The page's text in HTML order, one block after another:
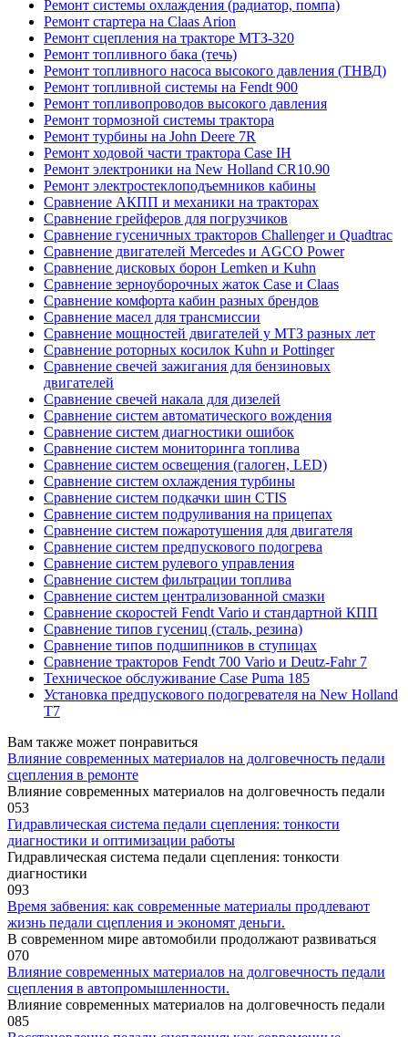
Ремонт системы охлаждения (радиатор, помпа)
Ремонт стартера на Claas Arion
Ремонт сцепления на тракторе МТЗ-320
Ремонт топливного бака (течь)
Ремонт топливного насоса высокого давления (ТНВД)
Ремонт топливной системы на Fendt 900
Ремонт топливопроводов высокого давления
Ремонт тормозной системы трактора
Ремонт турбины на John Deere 7R
Ремонт ходовой части трактора Case IH
Ремонт электроники на New Holland CR10.90
Ремонт электростеклоподъемников кабины
Сравнение АКПП и механики на тракторах
Сравнение грейферов для погрузчиков
Сравнение гусеничных тракторов Challenger и Quadtrac
Сравнение двигателей Mercedes и AGCO Power
Сравнение дисковых борон Lemken и Kuhn
Сравнение зерноуборочных жаток Case и Claas
Сравнение комфорта кабин разных брендов
Сравнение масел для трансмиссии
Сравнение мощностей двигателей у МТЗ разных лет
Сравнение роторных косилок Kuhn и Pottinger
Сравнение свечей зажигания для бензиновых
двигателей
Сравнение свечей накала для дизелей
Сравнение систем автоматического вождения
Сравнение систем диагностики ошибок
Сравнение систем мониторинга топлива
Сравнение систем освещения (галоген, LED)
Сравнение систем охлаждения турбины
Сравнение систем подкачки шин CTIS
Сравнение систем подруливания на прицепах
Сравнение систем пожаротушения для двигателя
Сравнение систем предпускового подогрева
Сравнение систем рулевого управления
Сравнение систем фильтрации топлива
Сравнение систем централизованной смазки
Сравнение скоростей Fendt Vario и стандартной КПП
Сравнение типов гусениц (сталь, резина)
Сравнение типов подшипников в ступицах
Сравнение тракторов Fendt 700 Vario и Deutz-Fahr 7
Техническое обслуживание Case Puma 185
Установка предпускового подогревателя на New Holland
T7
Вам также может понравиться
Влияние современных материалов на долговечность педали
сцепления в ремонте
Влияние современных материалов на долговечность педали
053
Гидравлическая система педали сцепления: тонкости
диагностики и оптимизации работы
Гидравлическая система педали сцепления: тонкости
диагностики
093
Время забвения: как современные материалы продлевают
жизнь педали сцепления и экономят деньги.
В современном мире автомобили продолжают развиваться
070
Влияние современных материалов на долговечность педали
сцепления в автопромышленности.
Влияние современных материалов на долговечность педали
085